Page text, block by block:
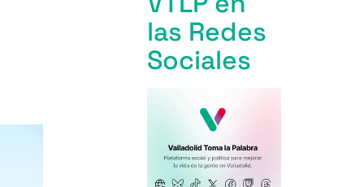
las Redes
Sociales